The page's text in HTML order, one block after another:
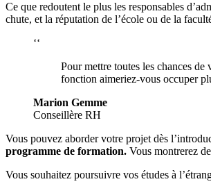
Ce que redoutent le plus les responsables
chute, et la réputation de l’école ou de la
‘‘
Pour mettre toutes les chances
fonction aimeriez-vous occuper
Marion Gemme
Conseillère RH
Vous pouvez aborder votre projet dès
programme de formation. Vous montrerez
Vous souhaitez poursuivre vos études à